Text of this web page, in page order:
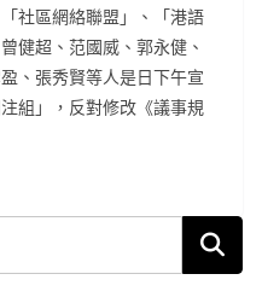
社區網絡聯盟」、「港語
健超、范國威、郭永健、
、張秀賢等人是日下午宣
組」，反對修改《議事規